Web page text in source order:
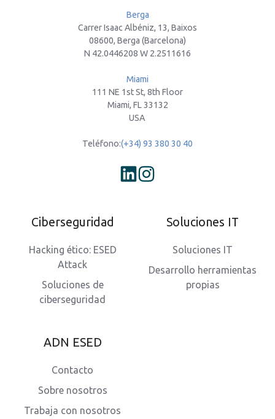
Berga
Carrer Isaac Albéniz, 13, Baixos
08600, Berga (Barcelona)
N 42.0446208 W 2.2511616
Miami
111 NE 1st St, 8th Floor
Miami, FL 33132
USA
Teléfono:(+34) 93 380 30 40
Ciberseguridad
Hacking ético: ESED
Attack
Soluciones de
ciberseguridad
Soluciones IT
Soluciones IT
Desarrollo herramientas
propias
ADN ESED
Contacto
Sobre nosotros
Trabaja con nosotros